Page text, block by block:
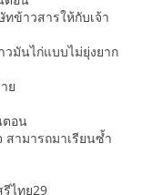
ข้าวสารให้กับเจ้า
มันไก่แบบไม่ยุ่งยาก
ย
ตอน
มารถมาเรียนซ้ำ
ไทย29